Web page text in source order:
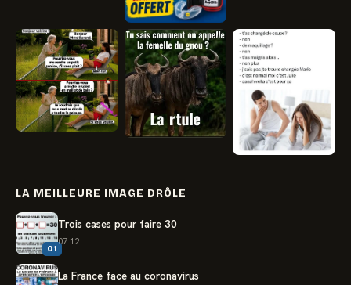
LA MEILLEURE IMAGE DRÔLE
01
Trois cases pour faire 30
07.12
La France face au coronavirus